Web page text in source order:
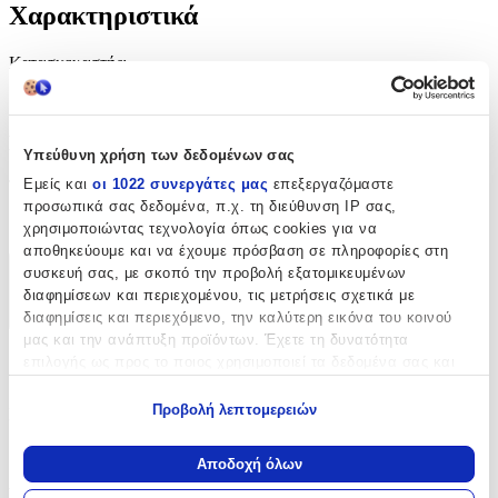
Υπεύθυνη χρήση των δεδομένων σας
Εμείς και οι 1022 συνεργάτες μας επεξεργαζόμαστε
προσωπικά σας δεδομένα, π.χ. τη διεύθυνση IP σας,
χρησιμοποιώντας τεχνολογία όπως cookies για να
αποθηκεύουμε και να έχουμε πρόσβαση σε πληροφορίες στη
συσκευή σας, με σκοπό την προβολή εξατομικευμένων
διαφημίσεων και περιεχομένου, τις μετρήσεις σχετικά με
διαφημίσεις και περιεχόμενο, την καλύτερη εικόνα του κοινού
μας και την ανάπτυξη προϊόντων. Έχετε τη δυνατότητα
Να συλλέξουμε πληροφορίες σχετικά με τη γεωγραφική
σας τοποθεσία, οι οποίες μπορεί να είναι ακριβείς σε
Προβολή λεπτομερειών
Αποδοχή όλων
Χαρακτηριστικά
Κατασκευαστής:
Βασικά Χαρακτηριστικά
Τάξη:
Νηπιαγωγείου
Χαρακτηριστικά
+
Χαρακτηριστικά
Must